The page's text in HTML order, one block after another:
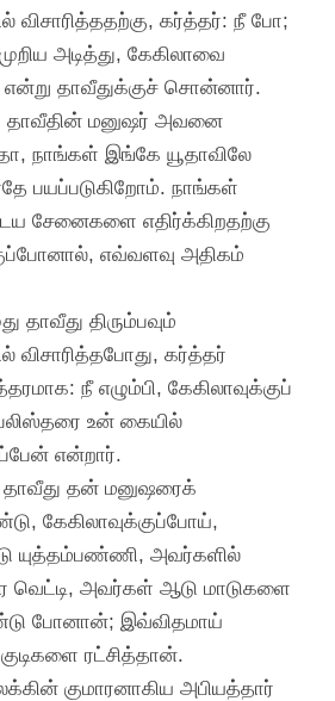
விசாரித்ததற்கு, கர்த்தர்: நீ போ;
அடித்து, கேகிலாவை
என்று தாவீதுக்குச் சொன்னார்.
தாவீதின் மனுஷர் அவனை
நாங்கள் இங்கே யூதாவிலே
பயப்படுகிறோம். நாங்கள்
சேனைகளை எதிர்க்கிறதற்கு
எவ்வளவு அதிகம்
தாவீது திரும்பவும்
விசாரித்தபோது, கர்த்தர்
நீ எழும்பி, கேகிலாவுக்குப்
உன் கையில்
என்றார்.
தாவீது தன் மனுஷரைக்
கேகிலாவுக்குப்போய்,
யுத்தம்பண்ணி, அவர்களில்
வெட்டி, அவர்கள் ஆடு மாடுகளை
போனான்; இவ்விதமாய்
ரட்சித்தான்.
குமாரனாகிய அபியத்தார்